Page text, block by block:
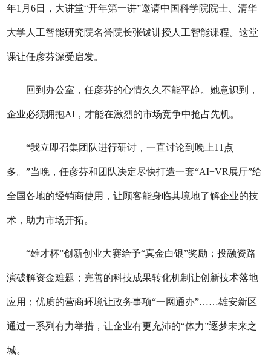
年1月6日，大讲堂“开年第一讲”邀请中国科学院院士、清华
大学人工智能研究院名誉院长张钹讲授人工智能课程。这堂
课让任彦芬深受启发。
回到办公室，任彦芬的心情久久不能平静。她意识到，
企业必须拥抱AI，才能在激烈的市场竞争中抢占先机。
“我立即召集团队进行研讨，一直讨论到晚上11点
多。”当晚，任彦芬和团队决定尽快打造一套“AI+VR展厅”给
全国各地的经销商使用，让顾客能身临其境地了解企业的技
术，助力市场开拓。
“雄才杯”创新创业大赛给予“真金白银”奖励；投融资路
演破解资金难题；完善的科技成果转化机制让创新技术落地
应用；优质的营商环境让政务事项“一网通办”……雄安新区
通过一系列有力举措，让企业有更充沛的“体力”逐梦未来之
城。